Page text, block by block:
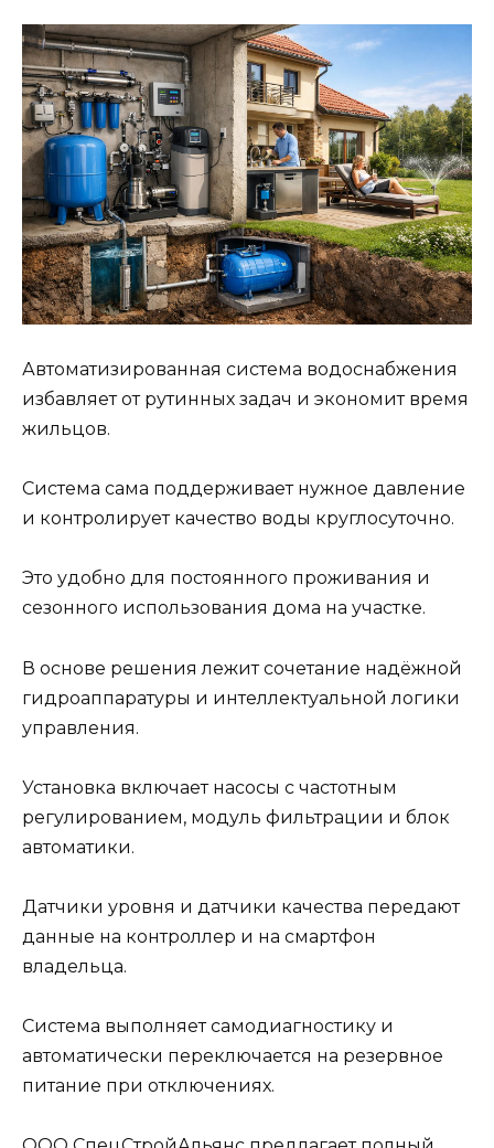
Автоматизированная система водоснабжения
избавляет от рутинных задач и экономит время
жильцов.
Система сама поддерживает нужное давление
и контролирует качество воды круглосуточно.
Это удобно для постоянного проживания и
сезонного использования дома на участке.
В основе решения лежит сочетание надёжной
гидроаппаратуры и интеллектуальной логики
управления.
Установка включает насосы с частотным
регулированием, модуль фильтрации и блок
автоматики.
Датчики уровня и датчики качества передают
данные на контроллер и на смартфон
владельца.
Система выполняет самодиагностику и
автоматически переключается на резервное
питание при отключениях.